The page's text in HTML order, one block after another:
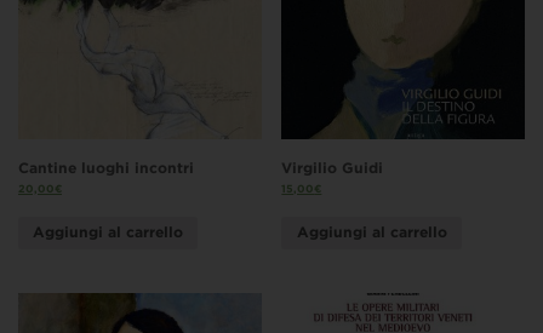
Cantine luoghi incontri
20,00€
Aggiungi al carrello
Virgilio Guidi
15,00€
Aggiungi al carrello